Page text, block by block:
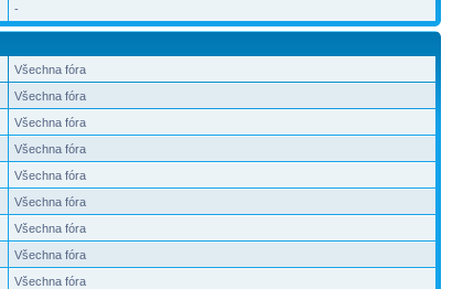
-
Všechna fóra
Všechna fóra
Všechna fóra
Všechna fóra
Všechna fóra
Všechna fóra
Všechna fóra
Všechna fóra
Všechna fóra